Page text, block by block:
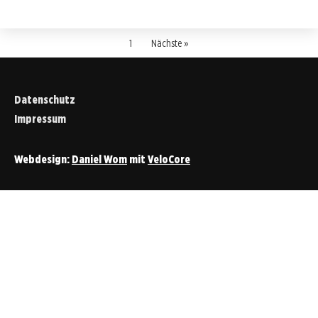
1 Nächste »
Datenschutz
Impressum
Webdesign: Daniel Wom mit VeloCore